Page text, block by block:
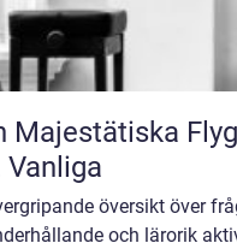
Majestätiska
Vanliga
översikt över
och lärorik